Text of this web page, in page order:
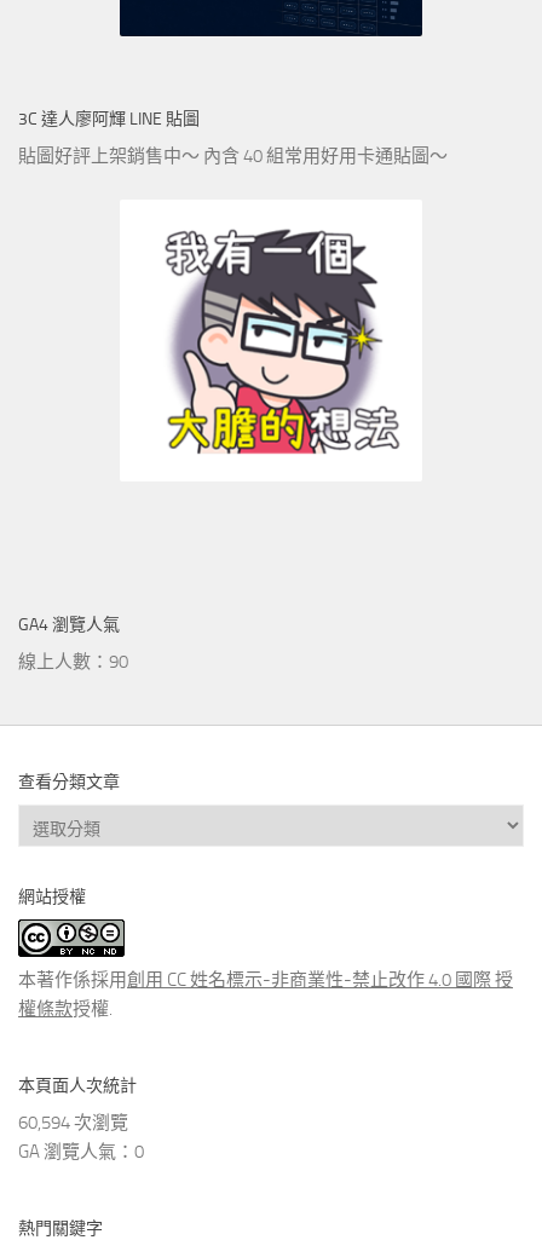
3C 達人廖阿輝 LINE 貼圖
貼圖好評上架銷售中～ 內含 40 組常用好用卡通貼圖～
GA4 瀏覽人氣
線上人數：90
查看分類文章
查
看
類
文
章
網站授權
本著作係採用創用 CC 姓名標示-非商業性-禁止改作 4.0 國際 授
權條款授權.
本頁面人次統計
60,594 次瀏覽
GA 瀏覽人氣：0
熱門關鍵字